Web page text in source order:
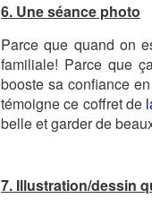
6. Une séance photo
Parce que quand on
familiale! Parce que
booste sa confiance
témoigne ce coffret de
belle et garder de
7. Illustration/dessin